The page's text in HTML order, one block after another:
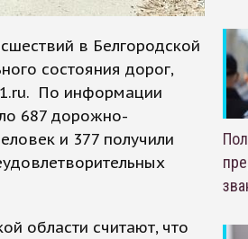
в Белгородской
состояния дорог,
По информации
687 дорожно-
и 377 получили
области считают, что